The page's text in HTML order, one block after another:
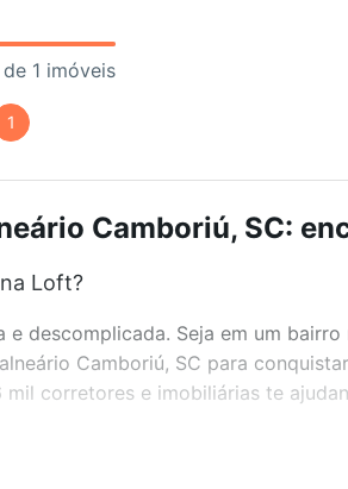
1 imóveis
1
Camboriú, SC:
Loft?
descomplicada. Seja em um
Camboriú, SC para
corretores e imobiliárias te